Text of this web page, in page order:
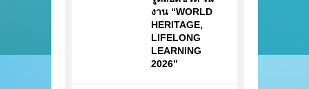
งาน “WORLD
HERITAGE,
LIFELONG
LEARNING
2026”